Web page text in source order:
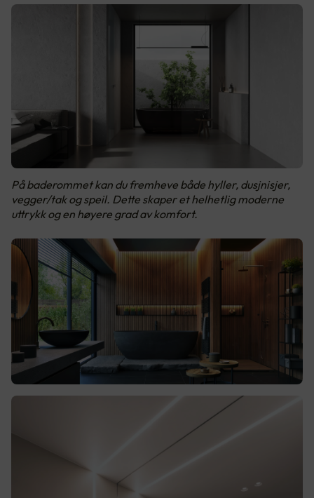
På baderommet kan du fremheve både hyller, dusjnisjer,
vegger/tak og speil. Dette skaper et helhetlig moderne
uttrykk og en høyere grad av komfort.